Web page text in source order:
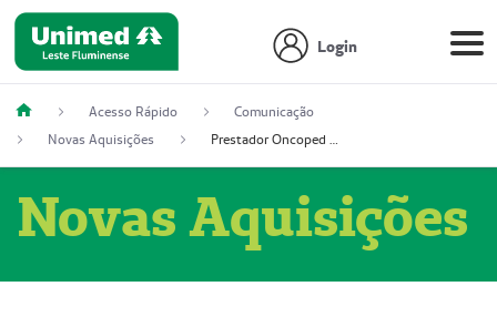
Login
Acesso Rápido
Comunicação
Novas Aquisições
Prestador Oncoped Serviços Médicos (51004335-0)
Novas Aquisições